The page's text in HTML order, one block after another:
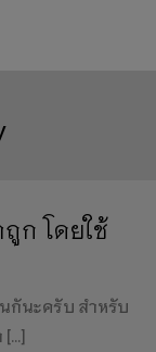
ก โดยใช้
กันะครับ สำหรับ
[…]